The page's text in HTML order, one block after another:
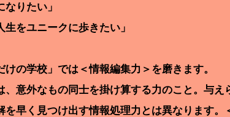
なりたい」
生をユニークに歩きたい」
の学校」では＜情報編集力＞を磨きます。
意外なもの同士を掛け算する力のこと。与え
を早く見つけ出す情報処理力とは異なります。